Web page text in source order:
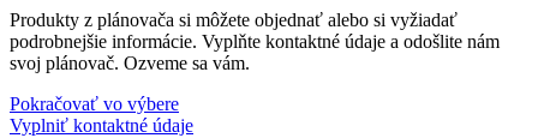
Produkty z plánovača si môžete objednať alebo si vyžiadať
podrobnejšie informácie. Vyplňte kontaktné údaje a odošlite nám
svoj plánovač. Ozveme sa vám.
Pokračovať vo výbere
Vyplniť kontaktné údaje